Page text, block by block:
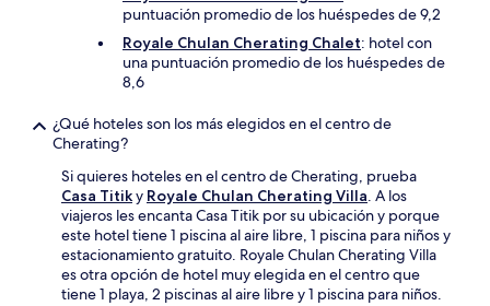
puntuación promedio de los huéspedes de 9,2
Royale Chulan Cherating Chalet: hotel con
una puntuación promedio de los huéspedes de
8,6
¿Qué hoteles son los más elegidos en el centro de
Cherating?
Si quieres hoteles en el centro de Cherating, prueba
Casa Titiky Royale Chulan Cherating Villa. A los
viajeros les encanta Casa Titik por su ubicación y porque
este hotel tiene 1 piscina al aire libre, 1 piscina para niños y
estacionamiento gratuito. Royale Chulan Cherating Villa
es otra opción de hotel muy elegida en el centro que
tiene 1 playa, 2 piscinas al aire libre y 1 piscina para niños.